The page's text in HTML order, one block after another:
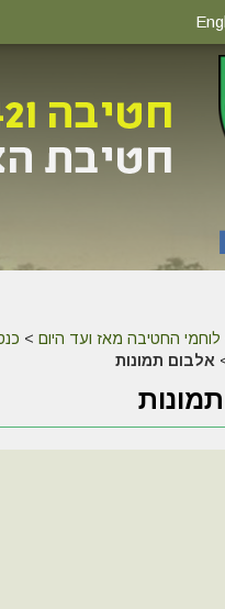
לוחמי החטיבה מאז ועד היום >
אלבום תמונות